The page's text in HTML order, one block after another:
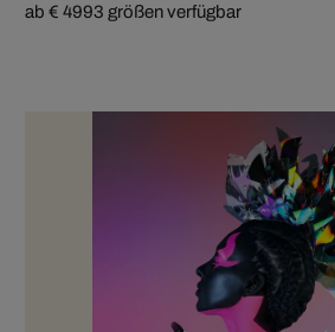
ab € 4993 größen verfügbar